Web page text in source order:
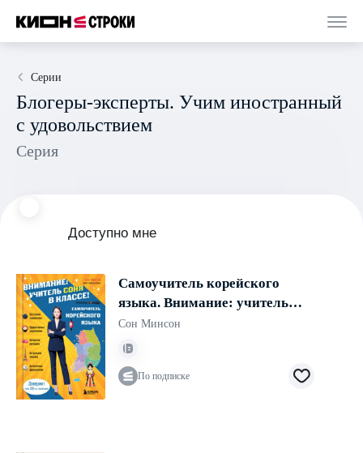
Серии
Блогеры-эксперты. Учим иностранный
с удовольствием
Серия
Доступно мне
Самоучитель корейского
языка. Внимание: учитель
Соня в классе!
Сон Минсон
По подписке